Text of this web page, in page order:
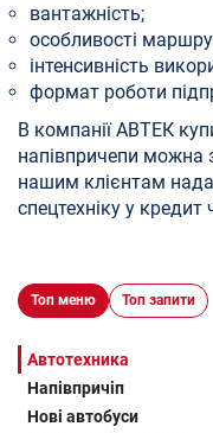
вантажність;
особливості
інтенсивність
формат роботи
В компанії АВТЕК
напівпричепи можна
нашим клієнтам
спецтехніку у кредит
Топ меню Топ запити
Автотехника
Напівпричіп
Нові автобуси